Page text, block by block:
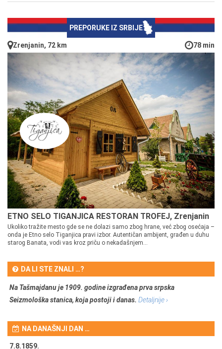
PREPORUKE IZ SRBIJE
Zrenjanin, 72 km 78 min
ETNO SELO TIGANJICA RESTORAN TROFEJ, Zrenjanin
Ukoliko tražite mesto gde se ne dolazi samo zbog hrane, već zbog osećaja –
onda je Etno selo Tiganjica pravi izbor. Autentičan ambijent, građen u duhu
starog Banata, vodi vas kroz priču o nekadašnjem...
DA LI STE ZNALI …?
Na Tašmajdanu je 1909. godine izgrađena prva srpska
Seizmološka stanica, koja postoji i danas. Detaljnije ›
NA DANAŠNJI DAN …
7.8.1859.